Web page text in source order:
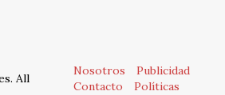
All
Nosotros
Publicidad
Contacto
Políticas